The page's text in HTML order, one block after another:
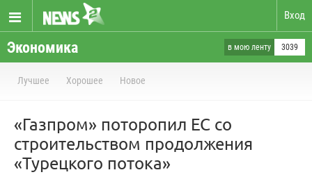
Вход
Экономика в мою ленту 3039
Лучшее Хорошее Новое
«Газпром» поторопил ЕС со
строительством продолжения
«Турецкого потока»